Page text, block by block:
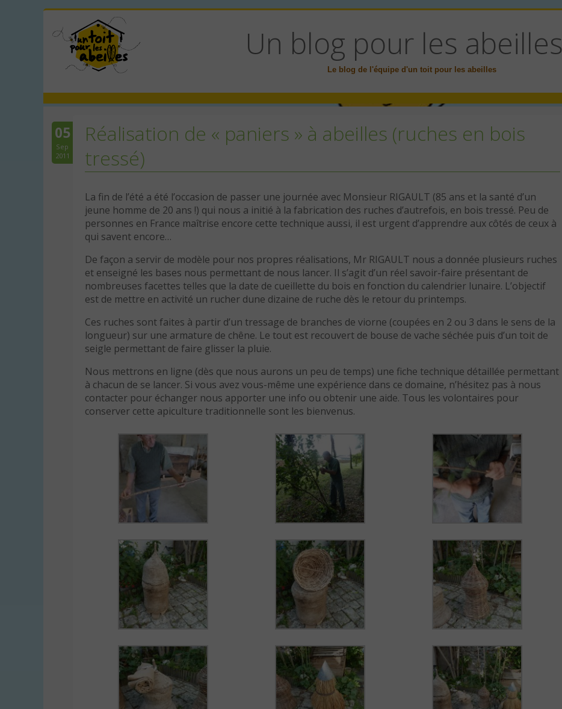
Un blog pour les abeilles
Le blog de l'équipe d'un toit pour les abeilles
05
Sep
2011
Réalisation de « paniers » à abeilles (ruches en bois
tressé)
La fin de l’été a été l’occasion de passer une journée avec Monsieur RIGAULT (85 ans et la santé d’un
jeune homme de 20 ans !) qui nous a initié à la fabrication des ruches d’autrefois, en bois tressé. Peu de
personnes en France maîtrise encore cette technique aussi, il est urgent d’apprendre aux côtés de ceux à
qui savent encore…
De façon a servir de modèle pour nos propres réalisations, Mr RIGAULT nous a donnée plusieurs ruches
et enseigné les bases nous permettant de nous lancer. Il s’agit d’un réel savoir-faire présentant de
nombreuses facettes telles que la date de cueillette du bois en fonction du calendrier lunaire. L’objectif
est de mettre en activité un rucher dune dizaine de ruche dès le retour du printemps.
Ces ruches sont faites à partir d’un tressage de branches de viorne (coupées en 2 ou 3 dans le sens de la
longueur) sur une armature de chêne. Le tout est recouvert de bouse de vache séchée puis d’un toit de
seigle permettant de faire glisser la pluie.
Nous mettrons en ligne (dès que nous aurons un peu de temps) une fiche technique détaillée permettant
à chacun de se lancer. Si vous avez vous-même une expérience dans ce domaine, n’hésitez pas à nous
contacter pour échanger nous apporter une info ou obtenir une aide. Tous les volontaires pour
conserver cette apiculture traditionnelle sont les bienvenus.